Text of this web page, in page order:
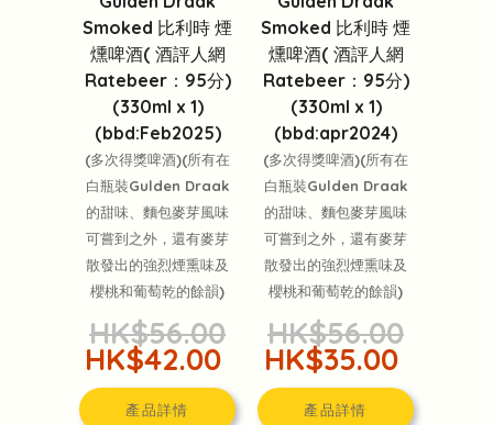
Smoked 比利時 煙
燻啤酒( 酒評人網
Ratebeer：95分)
(330ml x 1)
(bbd:Feb2025)
(多次得獎啤酒)(所有在
白瓶裝Gulden Draak
的甜味、麵包麥芽風味
可嘗到之外，還有麥芽
散發出的強烈煙熏味及
櫻桃和葡萄乾的餘韻)
HK$56.00
HK$42.00
產品詳情
Smoked 比利時 煙
燻啤酒( 酒評人網
Ratebeer：95分)
(330ml x 1)
(bbd:apr2024)
(多次得獎啤酒)(所有在
白瓶裝Gulden Draak
的甜味、麵包麥芽風味
可嘗到之外，還有麥芽
散發出的強烈煙熏味及
櫻桃和葡萄乾的餘韻)
HK$56.00
HK$35.00
產品詳情